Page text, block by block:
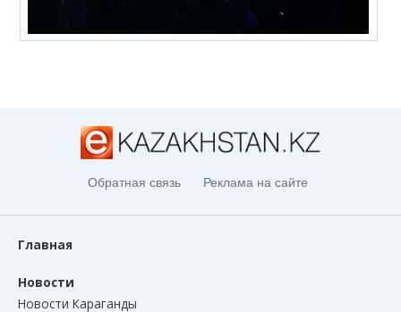
Обратная связь Реклама на сайте
Главная
Новости
Новости Караганды